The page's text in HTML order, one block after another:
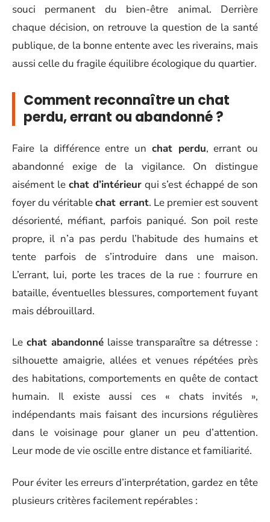
souci permanent du bien-être animal. Derrière
chaque décision, on retrouve la question de la santé
publique, de la bonne entente avec les riverains, mais
aussi celle du fragile équilibre écologique du quartier.
Comment reconnaître un chat
perdu, errant ou abandonné ?
Faire la différence entre un chat perdu, errant ou
abandonné exige de la vigilance. On distingue
aisément le chat d’intérieurqui s’est échappé de son
foyer du véritablechat errant. Le premier est souvent
désorienté, méfiant, parfois paniqué. Son poil reste
propre, il n’a pas perdu l’habitude des humains et
tente parfois de s’introduire dans une maison.
L’errant, lui, porte les traces de la rue : fourrure en
bataille, éventuelles blessures, comportement fuyant
mais débrouillard.
Le chat abandonnélaisse transparaître sa détresse :
silhouette amaigrie, allées et venues répétées près
des habitations, comportements en quête de contact
humain. Il existe aussi ces « chats invités »,
indépendants mais faisant des incursions régulières
dans le voisinage pour glaner un peu d’attention.
Leur mode de vie oscille entre distance et familiarité.
Pour éviter les erreurs d’interprétation, gardez en tête
plusieurs critères facilement repérables :